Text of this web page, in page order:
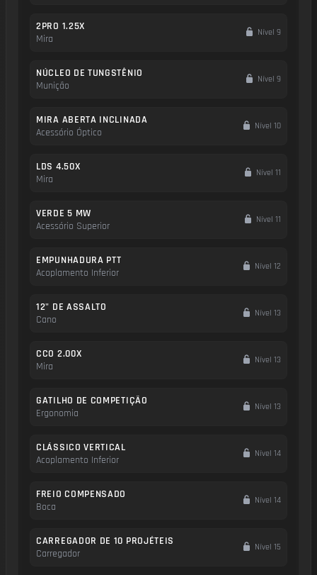
2PRO 1.25X
Mira
Nível 9
NÚCLEO DE TUNGSTÊNIO
Munição
Nível 9
MIRA ABERTA INCLINADA
Acessório Óptico
Nível 10
LDS 4.50X
Mira
Nível 11
VERDE 5 MW
Acessório Superior
Nível 11
EMPUNHADURA PTT
Acoplamento Inferior
Nível 12
12" DE ASSALTO
Cano
Nível 13
CCO 2.00X
Mira
Nível 13
GATILHO DE COMPETIÇÃO
Ergonomia
Nível 13
CLÁSSICO VERTICAL
Acoplamento Inferior
Nível 14
FREIO COMPENSADO
Boca
Nível 14
CARREGADOR DE 10 PROJÉTEIS
Carregador
Nível 15